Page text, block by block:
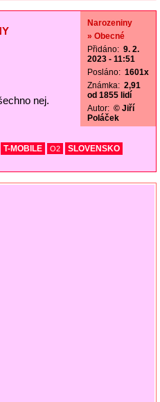
nej.
Narozeniny
» Obecné
Přidáno: 9. 2.
2023 - 11:51
Posláno: 1601x
Známka: 2,91
od 1855 lidí
Autor: © Jiří
Poláček
T-MOBILE O2
SLOVENSKO